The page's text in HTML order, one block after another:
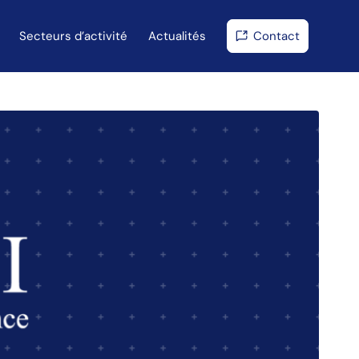
Secteurs d’activité Actualités Contact